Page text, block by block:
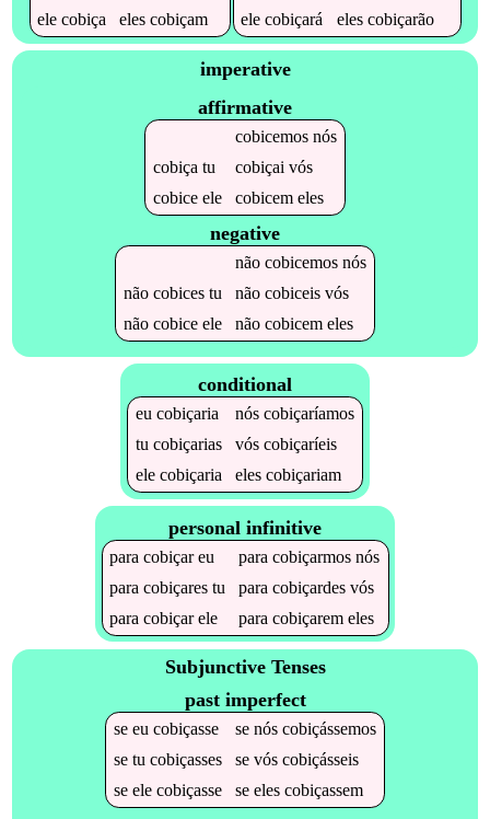
elecobiça elescobiçam
elecobiçará elescobiçarão
imperative
affirmative
cobicemosnós
cobiça tu cobiçai vós
cobiceele cobicemeles
negative
não cobicemosnós
não cobicestu não cobiceisvós
não cobiceele não cobicemeles
conditional
eu cobiçaria nós cobiçaríamos
tu cobiçarias vós cobiçaríeis
ele cobiçaria eles cobiçariam
personal infinitive
paracobiçareu paracobiçarmos nós
paracobiçares tu paracobiçardes vós
paracobiçarele paracobiçarem eles
Subjunctive Tenses
past imperfect
se eu cobiçasse se nós cobiçássemos
se tu cobiçasses se vós cobiçásseis
se ele cobiçasse se eles cobiçassem